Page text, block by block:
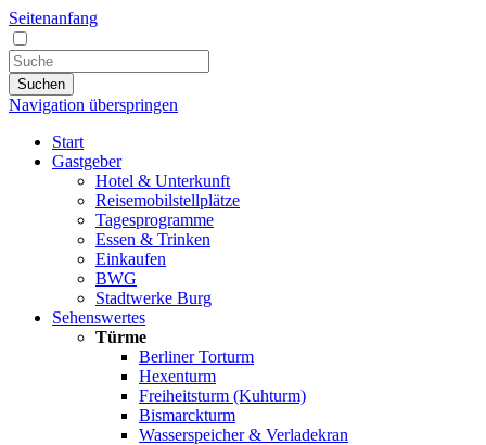
Seitenanfang
Suchen
Navigation überspringen
Start
Gastgeber
Hotel & Unterkunft
Reisemobilstellplätze
Tagesprogramme
Essen & Trinken
Einkaufen
BWG
Stadtwerke Burg
Sehenswertes
Türme
Berliner Torturm
Hexenturm
Freiheitsturm (Kuhturm)
Bismarckturm
Wasserspeicher & Verladekran